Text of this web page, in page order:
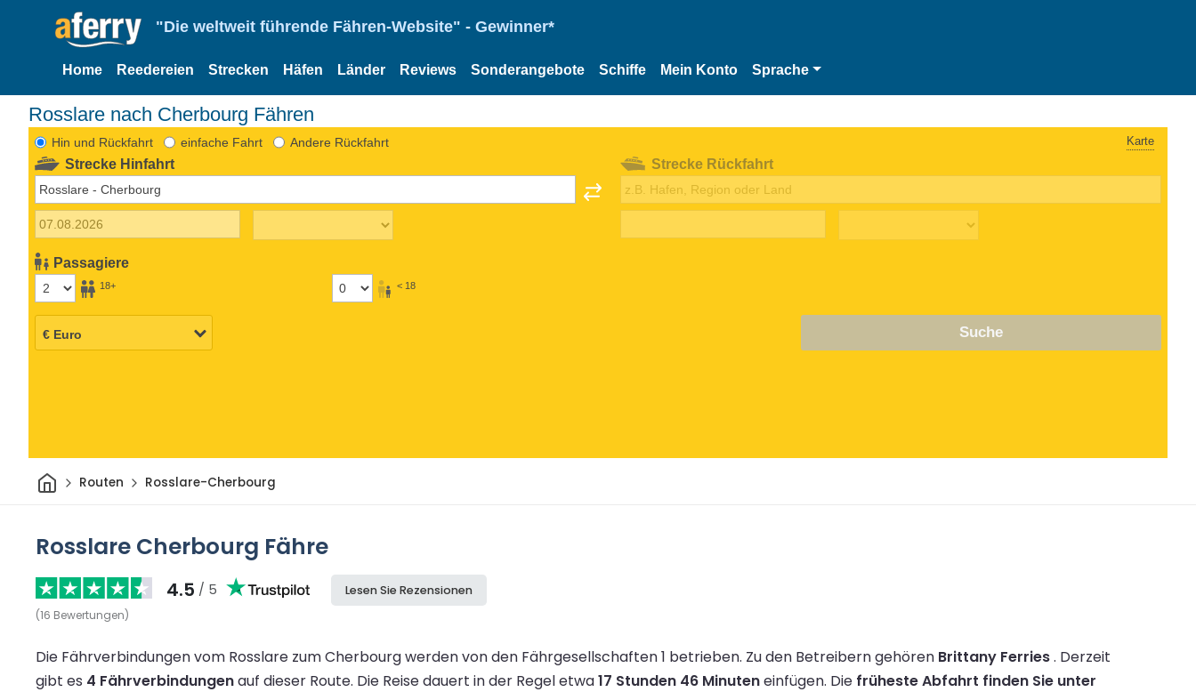
"Die weltweit führende Fähren-Website" - Gewinner*
Home Reedereien Strecken Häfen Länder Reviews Sonderangebote Schiffe Mein Konto Sprache
Rosslare nach Cherbourg Fähren
Hin und Rückfahrt einfache Fahrt Andere Rückfahrt Karte
Strecke Hinfahrt
Passagiere
18+ < 18
Strecke Rückfahrt
Suche
HeimRouten Rosslare-Cherbourg
Rosslare Cherbourg Fähre
4.5 / 5
(16 Bewertungen)
Lesen Sie Rezensionen
Die Fährverbindungen vom Rosslare zum Cherbourg werden von den Fährgesellschaften 1 betrieben. Zu den Betreibern gehören Brittany Ferries. Derzeit
gibt es 4 Fährverbindungenauf dieser Route. Die Reise dauert in der Regel etwa17 Stunden 46 Minuteneinfügen. Die früheste Abfahrt finden Sie unter